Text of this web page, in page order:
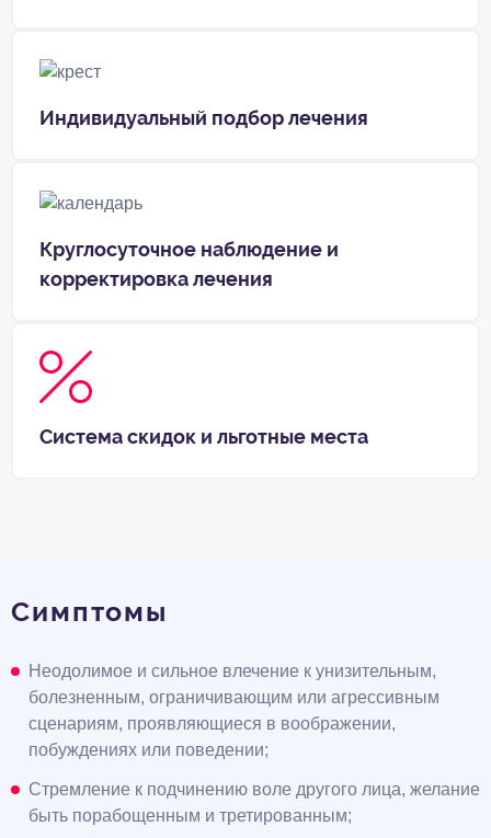
Индивидуальный подбор лечения
Круглосуточное наблюдение и
корректировка лечения
Система скидок и льготные места
Симптомы
Неодолимое и сильное влечение к унизительным,
болезненным, ограничивающим или агрессивным
сценариям, проявляющиеся в воображении,
побуждениях или поведении;
Стремление к подчинению воле другого лица, желание
быть порабощенным и третированным;